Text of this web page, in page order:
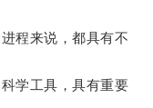
程来说，都具有不
学工具，具有重要